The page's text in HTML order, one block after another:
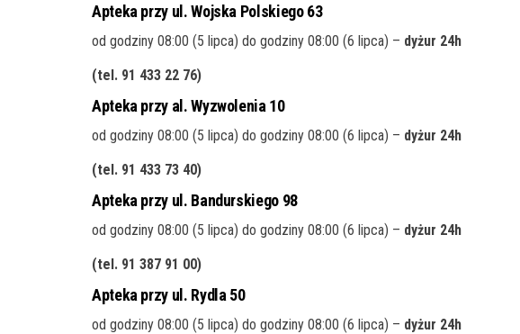
Apteka przy ul. Wojska Polskiego 63
od godziny 08:00 (5 lipca) do godziny 08:00 (6 lipca) – dyżur 24h
(tel. 91 433 22 76)
Apteka przy al. Wyzwolenia 10
od godziny 08:00 (5 lipca) do godziny 08:00 (6 lipca) – dyżur 24h
(tel. 91 433 73 40)
Apteka przy ul. Bandurskiego 98
od godziny 08:00 (5 lipca) do godziny 08:00 (6 lipca) – dyżur 24h
(tel. 91 387 91 00)
Apteka przy ul. Rydla 50
od godziny 08:00 (5 lipca) do godziny 08:00 (6 lipca) – dyżur 24h